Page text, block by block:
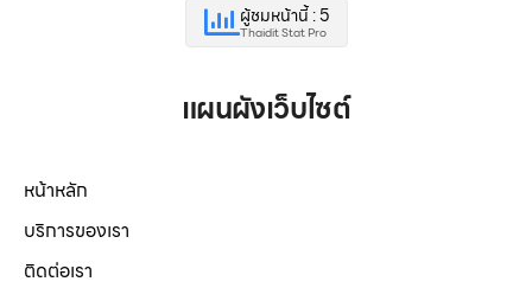
ผู้ชมหน้านี้ : 5
Thaidit Stat Pro
แผนผังเว็บไซต์
หน้าหลัก
บริการของเรา
ติดต่อเรา